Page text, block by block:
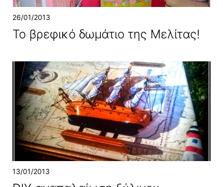
26/01/2013
To βρεφικό δωμάτιο της Μελίτας!
13/01/2013